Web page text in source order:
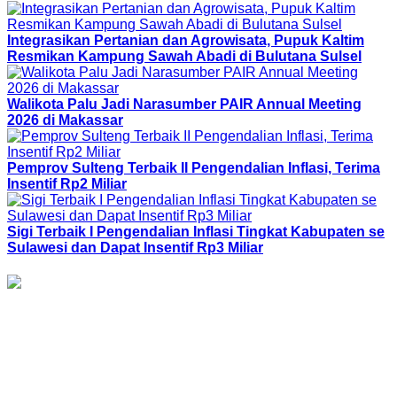
Integrasikan Pertanian dan Agrowisata, Pupuk Kaltim
Resmikan Kampung Sawah Abadi di Bulutana Sulsel
Walikota Palu Jadi Narasumber PAIR Annual Meeting
2026 di Makassar
Pemprov Sulteng Terbaik II Pengendalian Inflasi, Terima
Insentif Rp2 Miliar
Sigi Terbaik I Pengendalian Inflasi Tingkat Kabupaten se
Sulawesi dan Dapat Insentif Rp3 Miliar